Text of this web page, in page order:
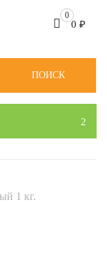
0
0 ₽
ПОИСК
1 кг.